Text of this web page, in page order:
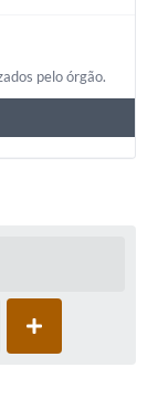
pelo órgão.